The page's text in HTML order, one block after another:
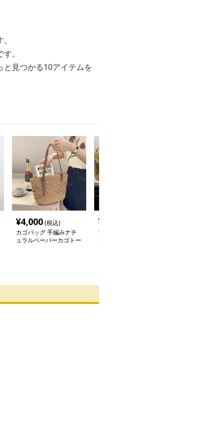
。
見つかる10アイテムを
¥4,000(税込)
カゴバッグ 手編みナチ
ュラルペーパーカゴトー
¥
マクラメ編み巾着ショル
ダーカゴバッグ